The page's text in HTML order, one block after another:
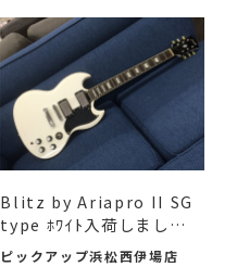
Blitz by Ariapro II SG
type ﾎﾜｲﾄ入荷しまし
た！！
ピックアップ浜松西伊場店